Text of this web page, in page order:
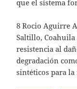
que el sistema
8 Rocio Aguirre
Saltillo,
resistencia al
degradación
sintéticos para